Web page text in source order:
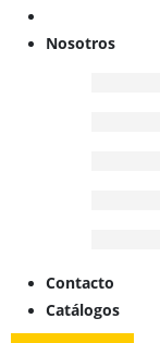
Nosotros
Contacto
Catálogos